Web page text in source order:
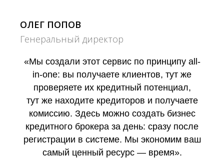
ОЛЕГ ПОПОВ
Генеральный директор
«Мы создали этот сервис по принципу all-
in-one: вы получаете клиентов, тут же
проверяете их кредитный потенциал,
тут же находите кредиторов и получаете
комиссию. Здесь можно создать бизнес
кредитного брокера за день: сразу после
регистрации в системе. Мы экономим ваш
самый ценный ресурс — время».